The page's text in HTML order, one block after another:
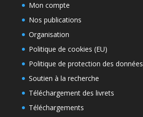
Mon compte
Nos publications
Organisation
Politique de cookies (EU)
Politique de protection des données
Soutien à la recherche
Téléchargement des livrets
Téléchargements